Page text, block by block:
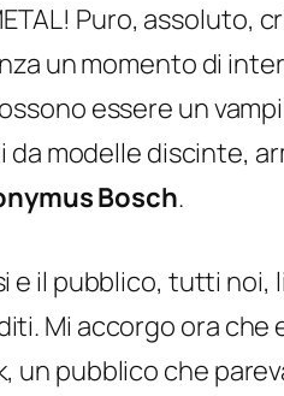
Puro, assoluto,
un momento di
essere un
modelle discinte,
Bosch.
e il pubblico, tutti noi,
Mi accorgo ora che
pubblico che